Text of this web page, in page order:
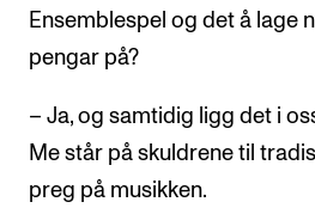
Ensemblespel og det å lage
pengar på?
– Ja, og samtidig ligg det i
Me står på skuldrene til
preg på musikken.